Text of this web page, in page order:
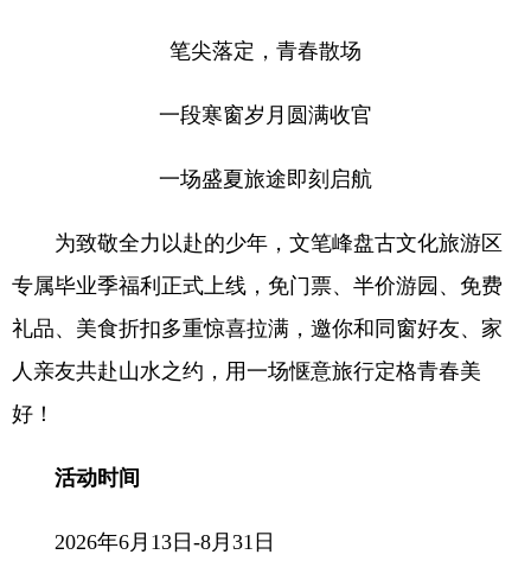
笔尖落定，青春散场
一段寒窗岁月圆满收官
一场盛夏旅途即刻启航
为致敬全力以赴的少年，文笔峰盘古文化旅游区
专属毕业季福利正式上线，免门票、半价游园、免费
礼品、美食折扣多重惊喜拉满，邀你和同窗好友、家
人亲友共赴山水之约，用一场惬意旅行定格青春美
好！
活动时间
2026年6月13日-8月31日